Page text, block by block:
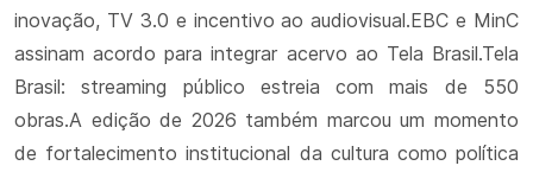
inovação, TV 3.0 e incentivo ao audiovisual.EBC e MinC
assinam acordo para integrar acervo ao Tela Brasil.Tela
Brasil: streaming público estreia com mais de 550
obras.A edição de 2026 também marcou um momento
de fortalecimento institucional da cultura como política